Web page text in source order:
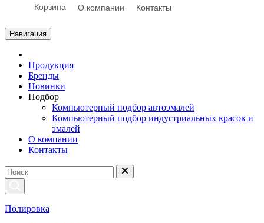
Корзина О компании Контакты
Навигация
Продукция
Бренды
Новинки
Подбор
Компьютерный подбор автоэмалей
Компьютерный подбор индустриальных красок и
эмалей
О компании
Контакты
Полировка